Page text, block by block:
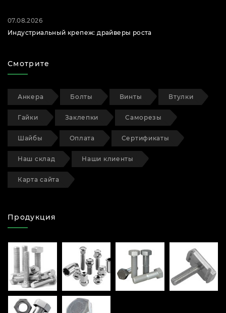
07.08.2026
Индустриальный крепеж: драйверы роста
Смотрите
Анкера Болты Винты Втулки
Гайки Заклепки Саморезы
Шайбы Оплата Сертификаты
Наш склад Наши клиенты
Карта сайта
Продукция